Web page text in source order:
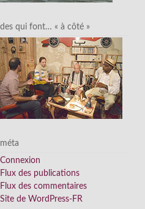
des qui font… « à côté »
méta
Connexion
Flux des publications
Flux des commentaires
Site de WordPress-FR